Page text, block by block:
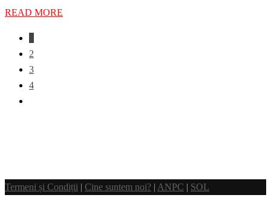
READ MORE
2
3
4
Termeni și Condiții | Cine suntem noi? | ANPC | SOL